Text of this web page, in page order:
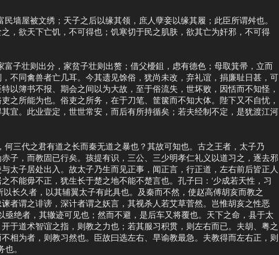
屋被文绣；天子之后以缘其领，庶人孽妾以缘其履；此臣所谓舛也。
，欲天下亡饥，不可得也；饥寒切于民之肌肤，欲其亡为奸邪，不可得
子壮则出分，家贫子壮则出赘；借父櫌鉏，虑有德色；母取箕帚，立而
不同禽兽者亡几耳。今其遗见馀俗，犹尚未改，弃礼谊，捐廉耻日甚，可
以簿书不报、期会之间以为大故，至于俗流失，世坏败，因恬而不知怪，
之所能为也。俗吏之所务，在于刀笔、筐箧而不知大体。陛下又不自忧，
宜。此业壹定，世世常安，而后有所持循矣；若夫经制不定，是犹渡江河
三代之君有道之长而秦无道之暴也？其故可知也。古之王者，太子乃
子，而教固已行矣。孩提有识，三公、三少明孝仁礼义以道习之，逐去邪
太子居处出入。故太子乃生而见正事，闻正言，行正道，左右前后皆正人
不能毋不正，犹生长于楚之地不能不楚言也。孔子曰：‘少成若天性，习
长久者，以其辅翼太子有此具也。及秦而不然，使赵高傅胡亥而教之
者谓之诽谤，深计者谓之妖言，其视杀人若艾草菅然。岂惟胡亥之性恶
绝者，其辙迹可见也；然而不避，是后车又将覆也。天下之命，县于太
于道术智谊之指，则教之力也；若其服习积贯，则左右而已。夫胡、粤之
相为者，则教习然也。臣故曰选左右、早谕教最急。夫教得而左右正，则
。